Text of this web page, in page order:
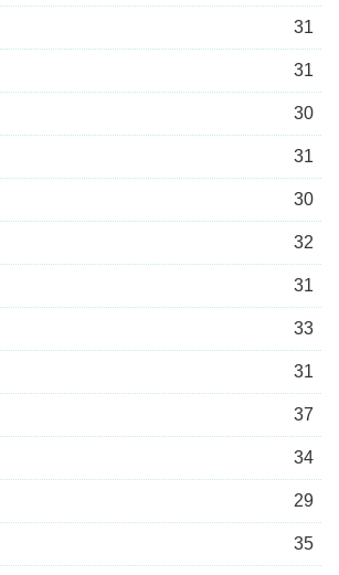
31
31
30
31
30
32
31
33
31
37
34
29
35